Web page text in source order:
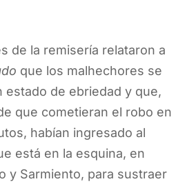
de la remisería relataron a
que los malhechores se
estado de ebriedad y que,
que cometieran el robo en
habían ingresado al
está en la esquina, en
y Sarmiento, para sustraer